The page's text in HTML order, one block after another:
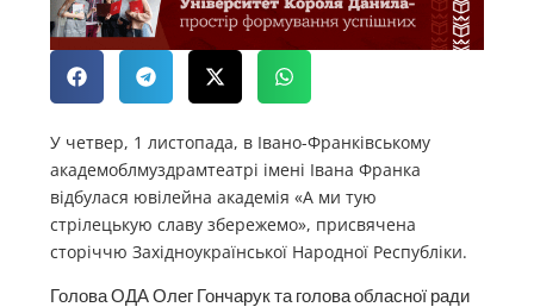
У четвер, 1 листопада, в Івано-Франківському
академоблмуздрамтеатрі імені Івана Франка
відбулася ювілейна академія «А ми тую
стрілецькую славу збережемо», присвячена
сторіччю Західноукраїнської Народної Республіки.
Голова ОДА Олег Гончарук та голова обласної ради